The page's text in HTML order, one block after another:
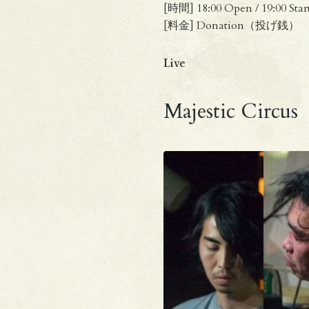
[時間] 18:00 Open / 19:00
[料金] Donation（投げ銭）
Live
Majestic Circus